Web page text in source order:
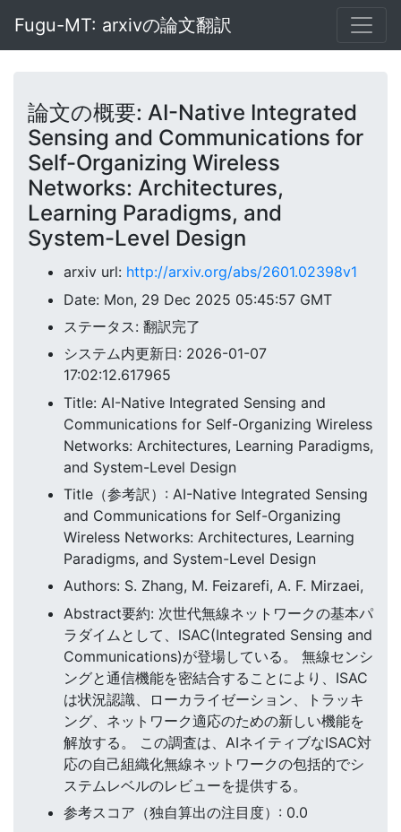
Fugu-MT: arxivの論文翻訳
論文の概要: AI-Native Integrated
Sensing and Communications for
Self-Organizing Wireless
Networks: Architectures,
Learning Paradigms, and
System-Level Design
arxiv url: http://arxiv.org/abs/2601.02398v1
Date: Mon, 29 Dec 2025 05:45:57 GMT
ステータス: 翻訳完了
システム内更新日: 2026-01-07
17:02:12.617965
Title: AI-Native Integrated Sensing and
Communications for Self-Organizing Wireless
Networks: Architectures, Learning Paradigms,
and System-Level Design
Title（参考訳）: AI-Native Integrated Sensing
and Communications for Self-Organizing
Wireless Networks: Architectures, Learning
Paradigms, and System-Level Design
Authors: S. Zhang, M. Feizarefi, A. F. Mirzaei,
Abstract要約: 次世代無線ネットワークの基本パ
ラダイムとして、ISAC(Integrated Sensing and
Communications)が登場している。 無線センシ
ングと通信機能を密結合することにより、ISAC
は状況認識、ローカライゼーション、トラッキ
ング、ネットワーク適応のための新しい機能を
解放する。 この調査は、AIネイティブなISAC対
応の自己組織化無線ネットワークの包括的でシ
ステムレベルのレビューを提供する。
参考スコア（独自算出の注目度）: 0.0